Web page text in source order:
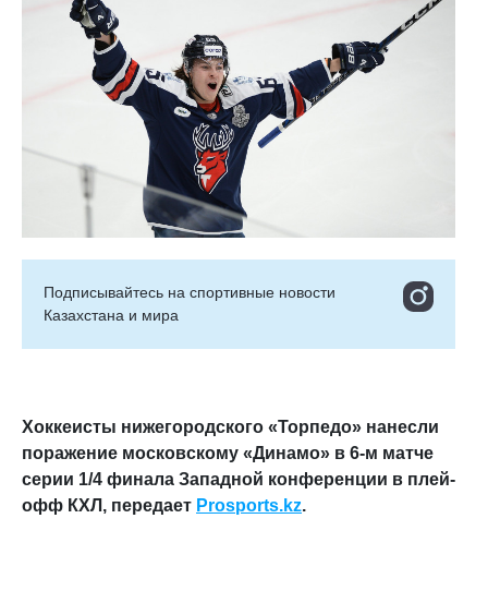
Подписывайтесь на cпортивные новости
Казахстана и мира
Хоккеисты нижегородского «Торпедо» нанесли
поражение московскому «Динамо» в 6-м матче
серии 1/4 финала Западной конференции в плей-
офф КХЛ, передает Prosports.kz.